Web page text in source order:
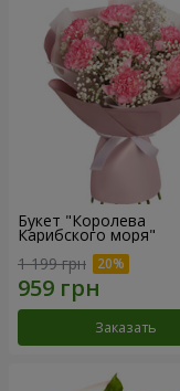
Букет "Королева
Карибского моря"
1 199 грн
Заказать